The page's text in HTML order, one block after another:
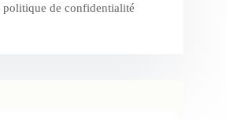
politique de confidentialité